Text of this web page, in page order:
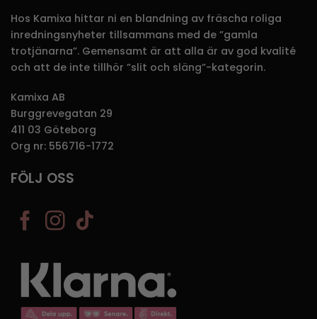
Hos Kamixa hittar ni en blandning av fräscha roliga
inredningsnyheter tillsammans med de ”gamla
trotjänarna”. Gemensamt är att alla är av god kvalité
och att de inte tillhör ”slit och släng”-kategorin.
Kamixa AB
Burggrevegatan 29
411 03 Göteborg
Org nr: 556716-1772
FÖLJ OSS